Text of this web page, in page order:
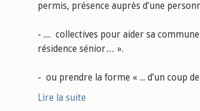
permis, présence auprès d’une
- .... collectives pour aider sa
résidence sénior… ».
- ou prendre la forme « ... d’un coup
Lire la suite